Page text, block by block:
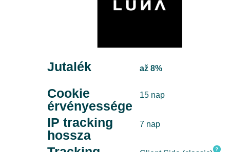
Jutalék až 8%
Cookie
érvényessége
15 nap
IP tracking
hossza
7 nap
?